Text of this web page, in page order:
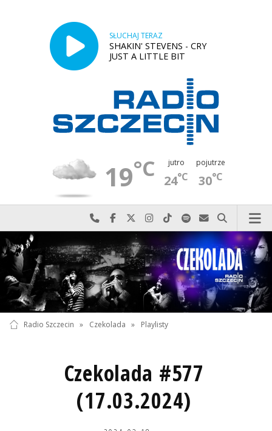
SŁUCHAJ TERAZ
SHAKIN' STEVENS - CRY
JUST A LITTLE BIT
19°C jutro
24°C
pojutrze
30°C
Najlepiej po prostu do nas zadzwoń
Odwiedź nas na Facebook-u
Odwiedź nas na X
Odwiedź nas na Instagram-ie
Odwiedź nas na TikTok-u
Szukaj nas na Spotify
Wyślij do nas
Szukaj
Radio Szczecin » Czekolada » Playlisty
Czekolada #577
(17.03.2024)